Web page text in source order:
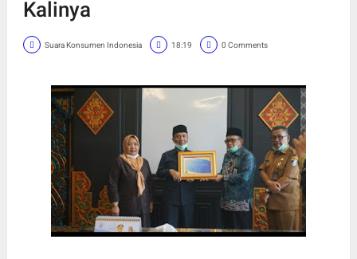
Kalinya
Suara Konsumen Indonesia 18:19 0 Comments